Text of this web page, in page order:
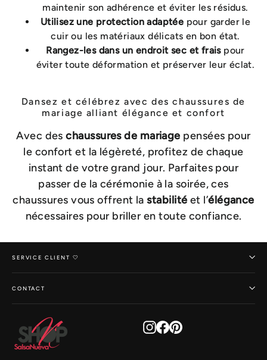
maintenir son adhérence et éviter les résidus.
Utilisez une protection adaptée pour garder le
cuir ou les matériaux délicats en bon état.
Rangez-les dans un endroit sec et fraispour
éviter toute déformation et préserver leur éclat.
Dansez et célébrez avec des chaussures de
mariage alliant élégance et confort
Avec deschaussures de mariagepensées pour
le confort et la légèreté, profitez de chaque
instant de votre grand jour. Parfaites pour
passer de la cérémonie à la soirée, ces
chaussures vous offrent lastabilitéet l’élégance
nécessaires pour briller en toute confiance.
SERVICE CLIENT 🤍
CONTACT
Instagram
Facebook
Pinterest